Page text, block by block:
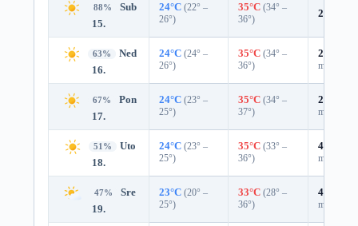
88%
Sub
15.
24°C (22° –
26°)
35°C (34° –
36°)
2%
63%
Ned
16.
24°C (24° –
26°)
35°C (34° –
36°)
27%
mm)
67%
Pon
17.
24°C (23° –
25°)
35°C (34° –
37°)
29%
mm)
51%
Uto
18.
24°C (23° –
25°)
35°C (33° –
36°)
41%
mm)
47%
Sre
19.
23°C (20° –
25°)
33°C (28° –
36°)
45%
mm)